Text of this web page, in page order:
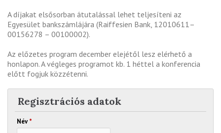
A díjakat elsősorban átutalással lehet teljesíteni az
Egyesület bankszámlájára (Raiffesien Bank, 12010611–
00156278 – 00100002).
Az előzetes program december elejétől lesz elérhető a
honlapon. A végleges programot kb. 1 héttel a konferencia
előtt fogjuk közzétenni.
Regisztrációs adatok
Név*